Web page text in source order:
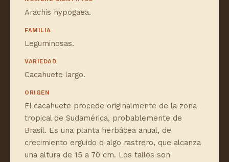
Arachis hypogaea.
FAMILIA
Leguminosas.
VARIEDAD
Cacahuete largo.
ORIGEN
El cacahuete procede originalmente de la zona
tropical de Sudamérica, probablemente de
Brasil. Es una planta herbácea anual, de
crecimiento erguido o algo rastrero, que alcanza
una altura de 15 a 70 cm. Los tallos son